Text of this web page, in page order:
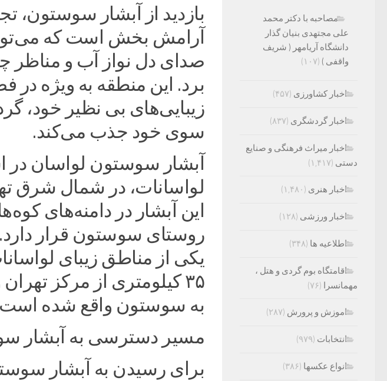
بازدید از آبشار سوستون،
آرامش بخش است که
صدای دل نواز آب و
برد. این منطقه به ویژه در
زیبایی‌های بی نظیر خود،
سوی خود جذب می‌کند.
آبشار سوستون لواسان در
لواسانات، در شمال شرق
این آبشار در دامنه‌های
روستای سوستون قرار
یکی از مناطق زیبای
۳۵ کیلومتری از مرکز
به سوستون واقع شده
مسیر دسترسی به آبشار
برای رسیدن به آبشار
مصاحبه با دکتر محمد
علی مجتهدی بنیان گذار
دانشگاه آریامهر ( شریف
واقفی ) (۱۰۷)
اخبار کشاورزی (۴۵۷)
اخبار گردشگری (۸۳۷)
اخبار میراث فرهنگی و صنایع
دستی (۱,۴۱۷)
اخبار هنری (۱,۴۸۰)
اخبار ورزشی (۱۲۸)
اطلاعیه ها (۳۴۸)
اقامتگاه بوم گردی و هتل ،
مهمانسرا (۷۶)
اموزش و پرورش (۲۸۷)
انتخابات (۹۷۹)
انواع عکسها (۳۸۶)